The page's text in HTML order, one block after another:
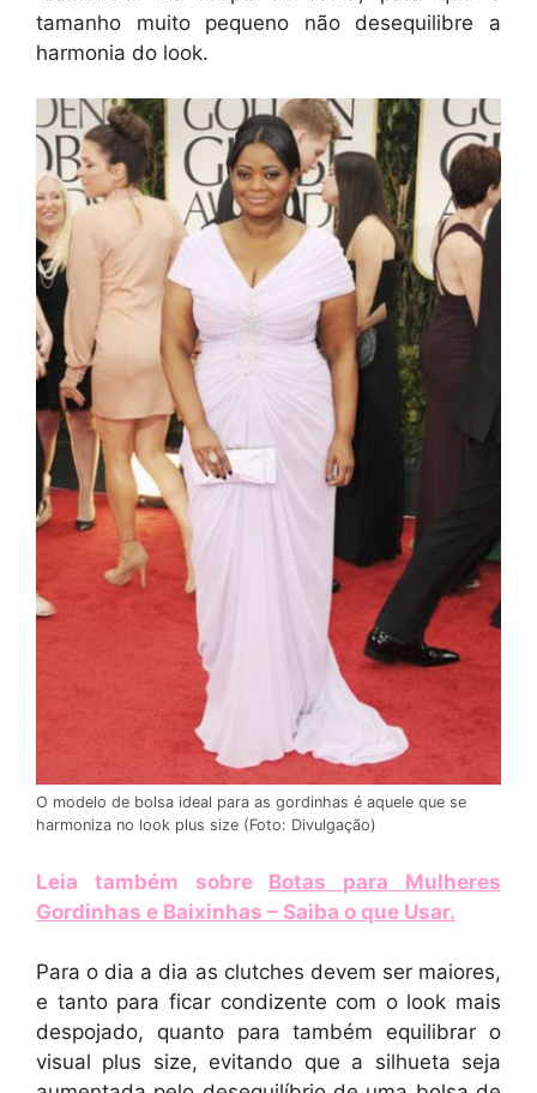
tamanho muito pequeno não desequilibre a
harmonia do look.
O modelo de bolsa ideal para as gordinhas é aquele que se
harmoniza no look plus size (Foto: Divulgação)
Leia também sobre Botas para Mulheres
Gordinhas e Baixinhas – Saiba o que Usar.
Para o dia a dia as clutches devem ser maiores,
e tanto para ficar condizente com o look mais
despojado, quanto para também equilibrar o
visual plus size, evitando que a silhueta seja